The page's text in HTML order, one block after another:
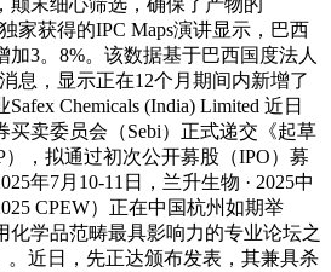
颠末细心筛选，确保了产物的
家获得的IPC Maps演讲显示，巴西
3。8%。该数据基于巴西国度法人
息，显示正在12个月期间内新增了
Chemicals (India) Limited 近日
买卖委员会（Sebi）正式递交《起草
，拟通过初次公开募股（IPO）募
年7月10-11日，兰升生物 · 2025中
CPEW）正在中国杭州如期举
化学品范畴最具影响力的专业论坛之
。近日，先正达颁布发表，其兼具杀